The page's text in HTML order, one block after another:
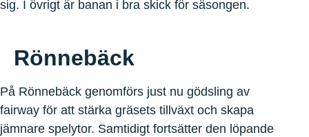
sig. I övrigt är banan i bra skick för säsongen.
Rönnebäck
På Rönnebäck genomförs just nu gödsling av
fairway för att stärka gräsets tillväxt och skapa
jämnare spelytor. Samtidigt fortsätter den löpande